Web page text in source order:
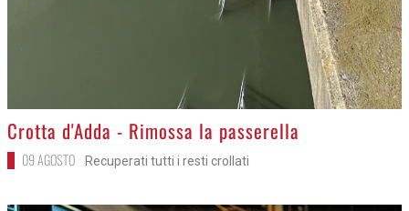
>
Crotta d'Adda - Rimossa la passerella
09 AGOSTO Recuperati tutti i resti crollati